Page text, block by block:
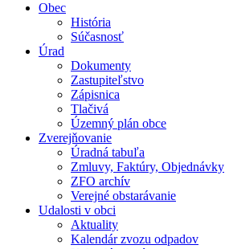
Obec
História
Súčasnosť
Úrad
Dokumenty
Zastupiteľstvo
Zápisnica
Tlačivá
Územný plán obce
Zverejňovanie
Úradná tabuľa
Zmluvy, Faktúry, Objednávky
ZFO archív
Verejné obstarávanie
Udalosti v obci
Aktuality
Kalendár zvozu odpadov